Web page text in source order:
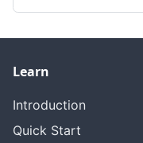
Learn
Introduction
Quick Start